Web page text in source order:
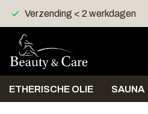
Gratis cadeau > 40 euro
ETHERISCHE OLIE SAUNA